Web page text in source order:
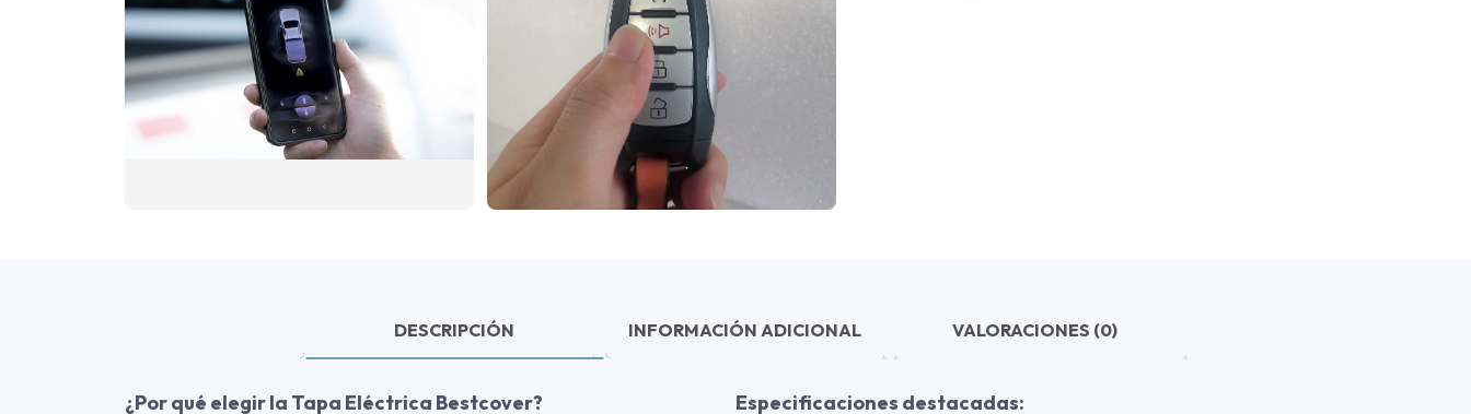
DESCRIPCIÓN INFORMACIÓN ADICIONAL VALORACIONES (0)
¿Por qué elegir la Tapa Eléctrica Bestcover? Especificaciones destacadas: